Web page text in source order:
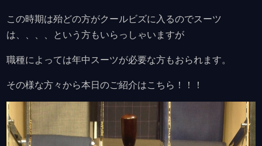
この時期は殆どの方がクールビズに入るのでスーツ
は、、、、という方もいらっしゃいますが
職種によっては年中スーツが必要な方もおられます。
その様な方々から本日のご紹介はこちら！！！